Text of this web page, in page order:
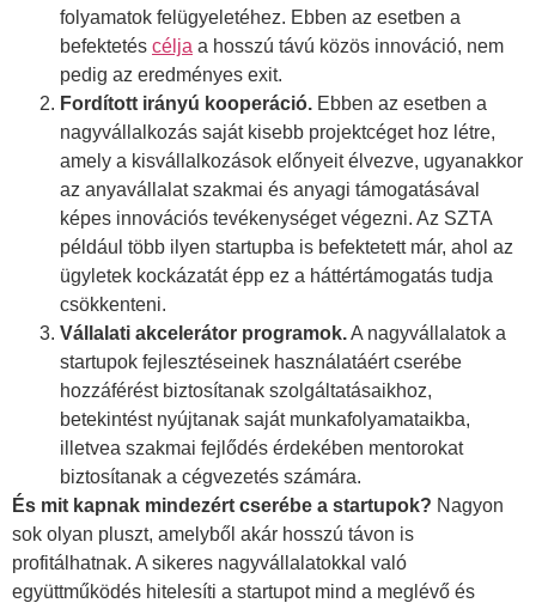
folyamatok felügyeletéhez. Ebben az esetben a
befektetés célja a hosszú távú közös innováció, nem
pedig az eredményes exit.
Fordított irányú kooperáció. Ebben az esetben a
nagyvállalkozás saját kisebb projektcéget hoz létre,
amely a kisvállalkozások előnyeit élvezve, ugyanakkor
az anyavállalat szakmai és anyagi támogatásával
képes innovációs tevékenységet végezni. Az SZTA
például több ilyen startupba is befektetett már, ahol az
ügyletek kockázatát épp ez a háttértámogatás tudja
csökkenteni.
Vállalati akcelerátor programok.A nagyvállalatok a
startupok fejlesztéseinek használatáért cserébe
hozzáférést biztosítanak szolgáltatásaikhoz,
betekintést nyújtanak saját munkafolyamataikba,
illetvea szakmai fejlődés érdekében mentorokat
biztosítanak a cégvezetés számára.
És mit kapnak mindezért cserébe a startupok? Nagyon
sok olyan pluszt, amelyből akár hosszú távon is
profitálhatnak. A sikeres nagyvállalatokkal való
együttműködés hitelesíti a startupot mind a meglévő és